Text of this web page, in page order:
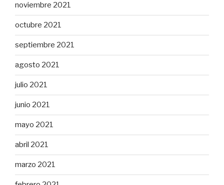
noviembre 2021
octubre 2021
septiembre 2021
agosto 2021
julio 2021
junio 2021
mayo 2021
abril 2021
marzo 2021